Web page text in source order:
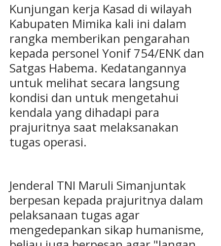
Kunjungan kerja Kasad di wilayah
Kabupaten Mimika kali ini dalam
rangka memberikan pengarahan
kepada personel Yonif 754/ENK dan
Satgas Habema. Kedatangannya
untuk melihat secara langsung
kondisi dan untuk mengetahui
kendala yang dihadapi para
prajuritnya saat melaksanakan
tugas operasi.
Jenderal TNI Maruli Simanjuntak
berpesan kepada prajuritnya dalam
pelaksanaan tugas agar
mengedepankan sikap humanisme,